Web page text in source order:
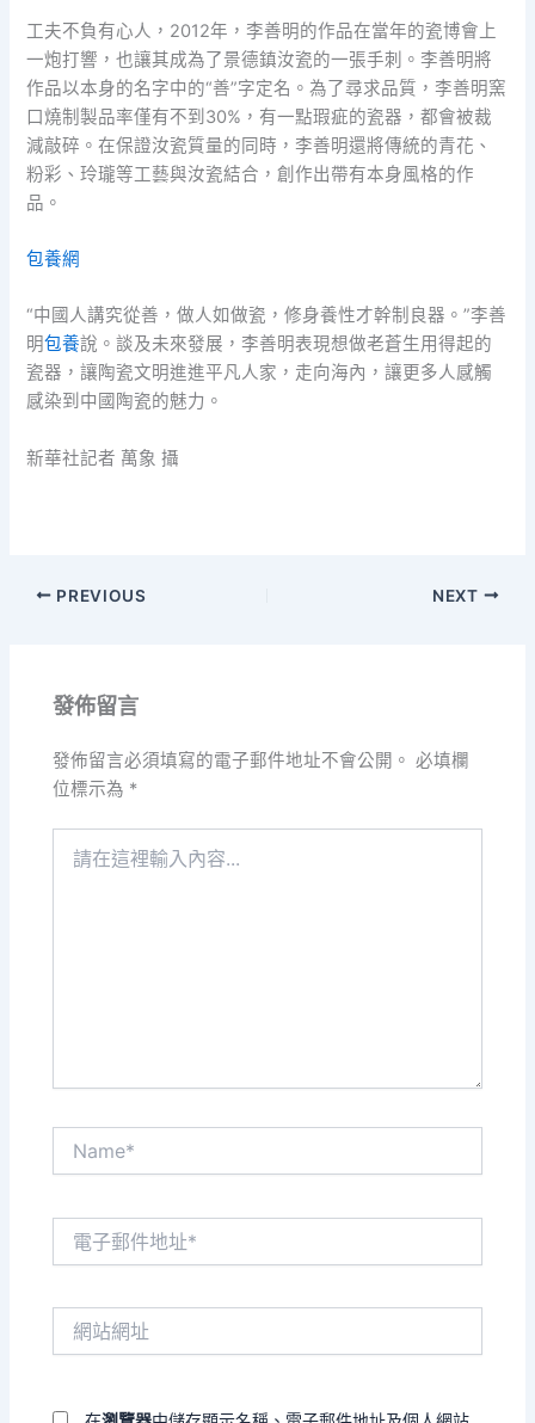
工夫不負有心人，2012年，李善明的作品在當年的瓷博會上
一炮打響，也讓其成為了景德鎮汝瓷的一張手刺。李善明將
作品以本身的名字中的“善”字定名。為了尋求品質，李善明窯
口燒制製品率僅有不到30%，有一點瑕疵的瓷器，都會被裁
減敲碎。在保證汝瓷質量的同時，李善明還將傳統的青花、
粉彩、玲瓏等工藝與汝瓷結合，創作出帶有本身風格的作
品。
包養網
“中國人講究從善，做人如做瓷，修身養性才幹制良器。”李善
明包養說。談及未來發展，李善明表現想做老蒼生用得起的
瓷器，讓陶瓷文明進進平凡人家，走向海內，讓更多人感觸
感染到中國陶瓷的魅力。
新華社記者 萬象 攝
PREVIOUS NEXT
發佈留言
發佈留言必須填寫的電子郵件地址不會公開。 必填欄
位標示為 *